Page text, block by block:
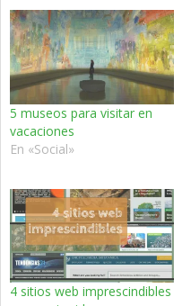
5 museos para visitar en
vacaciones
En «Social»
4 sitios web imprescindibles